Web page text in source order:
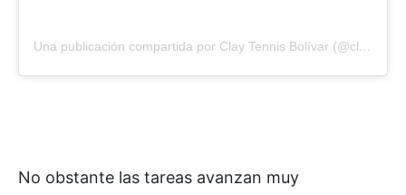
Una publicación compartida por Clay Tennis Bolívar (@claytennisbolivar)
No obstante las tareas avanzan muy